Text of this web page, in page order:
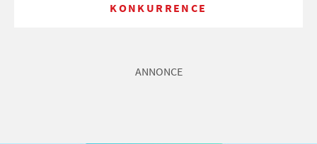
KONKURRENCE
ANNONCE